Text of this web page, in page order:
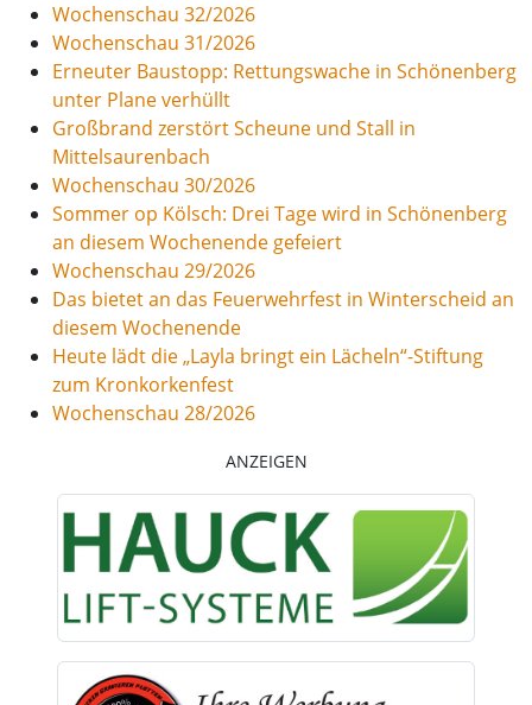
Wochenschau 32/2026
Wochenschau 31/2026
Erneuter Baustopp: Rettungswache in Schönenberg
unter Plane verhüllt
Großbrand zerstört Scheune und Stall in
Mittelsaurenbach
Wochenschau 30/2026
Sommer op Kölsch: Drei Tage wird in Schönenberg
an diesem Wochenende gefeiert
Wochenschau 29/2026
Das bietet an das Feuerwehrfest in Winterscheid an
diesem Wochenende
Heute lädt die „Layla bringt ein Lächeln“-Stiftung
zum Kronkorkenfest
Wochenschau 28/2026
ANZEIGEN